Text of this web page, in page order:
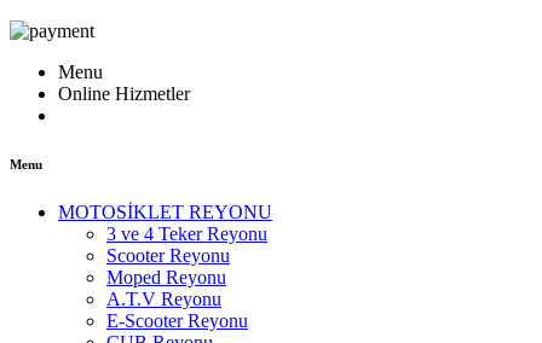
Menu
Online Hizmetler
Menu
MOTOSİKLET REYONU
3 ve 4 Teker Reyonu
Scooter Reyonu
Moped Reyonu
A.T.V Reyonu
E-Scooter Reyonu